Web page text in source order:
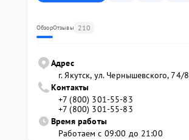
ОбзорОтзывы 210
Адрес
г. Якутск, ул. Чернышевского, 74/8
Контакты
+7 (800) 301-55-83
+7 (800) 301-55-83
Время работы
Работаем с 09:00 до 21:00